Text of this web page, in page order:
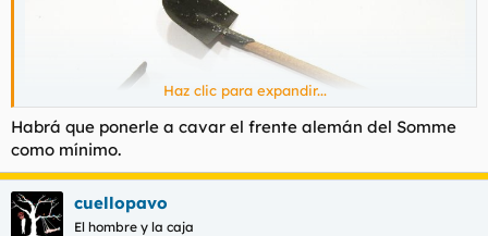
Haz clic para expandir...
Habrá que ponerle a cavar el frente alemán del Somme
como mínimo.
cuellopavo
El hombre y la caja